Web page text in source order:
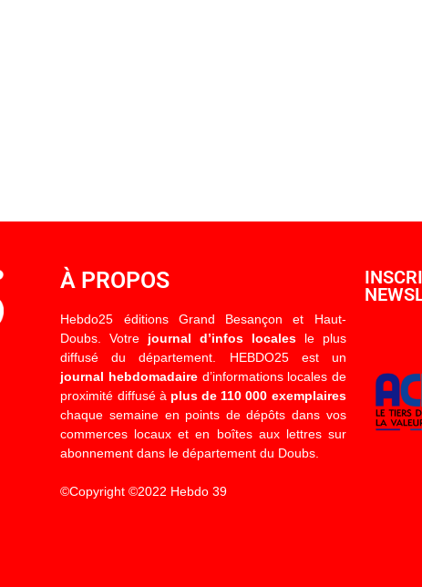
À PROPOS
Hebdo25 éditions Grand Besançon et Haut-
Doubs. Votre journal d’infos localesle plus
diffusé du département. HEBDO25 est un
journal hebdomadaired’informations locales de
proximité diffusé à plus de 110 000 exemplaires
chaque semaine en points de dépôts dans vos
commerces locaux et en boîtes aux lettres sur
abonnement dans le département du Doubs.
©Copyright ©2022 Hebdo 39